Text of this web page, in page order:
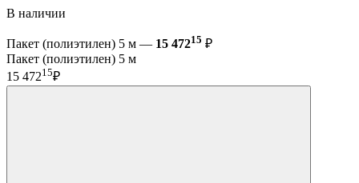
В наличии
Пакет (полиэтилен) 5 м — 15 47215 ₽
Пакет (полиэтилен) 5 м
15 47215₽